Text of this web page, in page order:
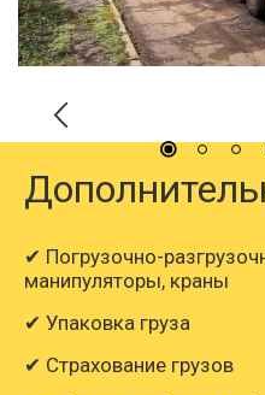
✔ Погрузочно-
манипуляторы, краны
✔ Упаковка груза
✔ Страхование грузов